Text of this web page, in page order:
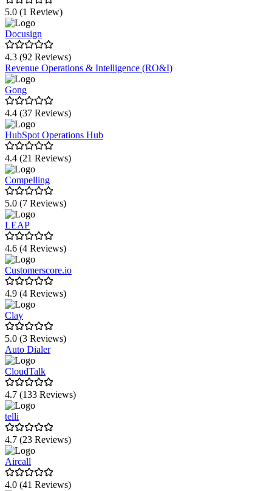
5.0 (1 Review)
Docusign
4.3 (92 Reviews)
Revenue Operations & Intelligence (RO&I)
Gong
4.4 (37 Reviews)
HubSpot Operations Hub
4.4 (21 Reviews)
Compelling
5.0 (7 Reviews)
LEAP
4.6 (4 Reviews)
Customerscore.io
4.9 (4 Reviews)
Clay
5.0 (3 Reviews)
Auto Dialer
CloudTalk
4.7 (133 Reviews)
telli
4.7 (23 Reviews)
Aircall
4.0 (41 Reviews)